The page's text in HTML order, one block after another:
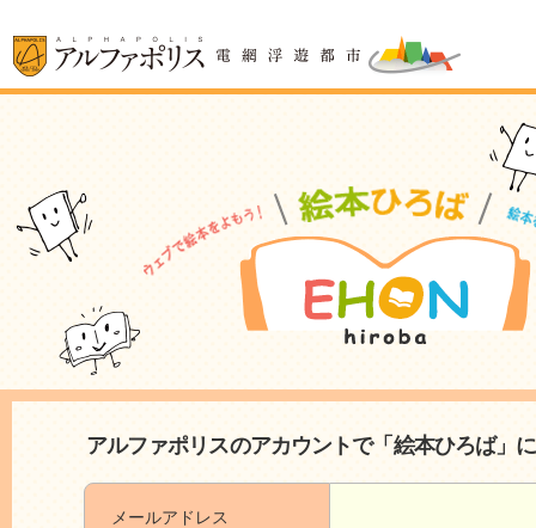
アルファポリスのアカウントで「絵本ひろば」
メールアドレス